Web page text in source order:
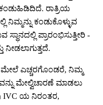
ರಾತ್ರಿಯ
ಕಂಡುಕೊಳ್ಳುವ
ಸ್ಥಾನದಲ್ಲಿ ಪ್ರಾರಂಭಿಸುತ್ತೀರಿ -
ನೀಡಲಾಗುತ್ತದೆ.
ಎಚ್ಚರಗೊಂಡರೆ, ನಿಮ್ಮ
ಮೇಲ್ವಿಚಾರಣೆ ಮಾಡಲು
IVC ಯ ನಿರಂತರ,